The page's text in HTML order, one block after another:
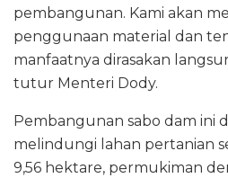
pembangunan. Kami akan
penggunaan material dan
manfaatnya dirasakan
tutur Menteri Dody.
Pembangunan sabo dam ini
melindungi lahan pertanian
9,56 hektare, permukiman